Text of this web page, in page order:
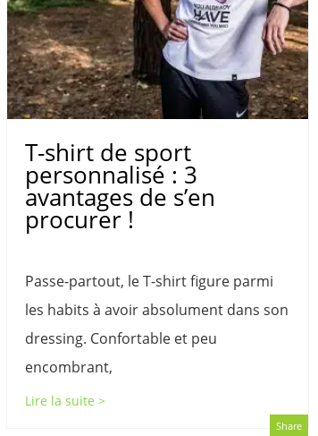
T-shirt de sport
personnalisé : 3
avantages de s’en
procurer !
Passe-partout, le T-shirt figure parmi
les habits à avoir absolument dans son
dressing. Confortable et peu
encombrant,
Lire la suite >
Share